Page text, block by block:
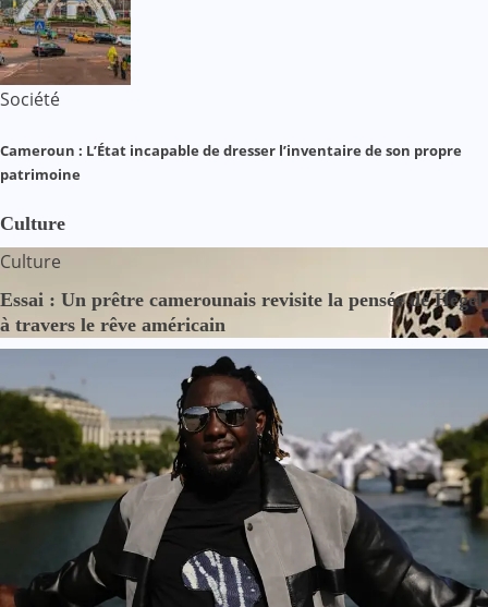
Société
Cameroun : L’État incapable de dresser l’inventaire de son propre
patrimoine
Culture
Culture
Essai : Un prêtre camerounais revisite la pensée de Hegel
à travers le rêve américain